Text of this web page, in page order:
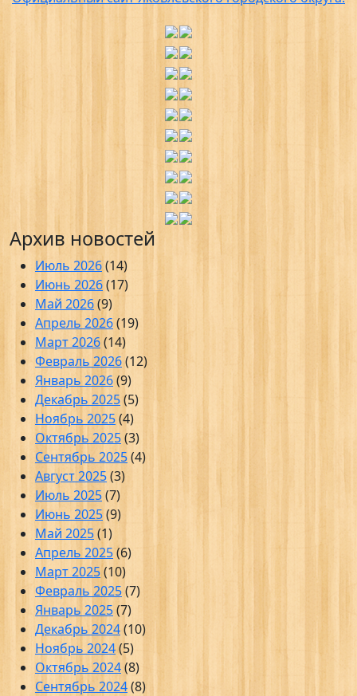
Архив новостей
Июль 2026(14)
Июнь 2026(17)
Май 2026(9)
Апрель 2026(19)
Март 2026(14)
Февраль 2026(12)
Январь 2026(9)
Декабрь 2025(5)
Ноябрь 2025(4)
Октябрь 2025(3)
Сентябрь 2025(4)
Август 2025(3)
Июль 2025(7)
Июнь 2025(9)
Май 2025(1)
Апрель 2025(6)
Март 2025(10)
Февраль 2025(7)
Январь 2025(7)
Декабрь 2024(10)
Ноябрь 2024(5)
Октябрь 2024(8)
Сентябрь 2024(8)